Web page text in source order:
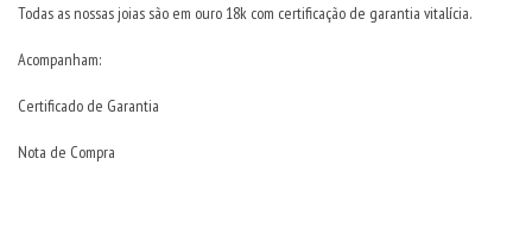
Todas as nossas joias são em ouro 18k com certificação de garantia vitalícia.
Acompanham:
Certificado de Garantia
Nota de Compra